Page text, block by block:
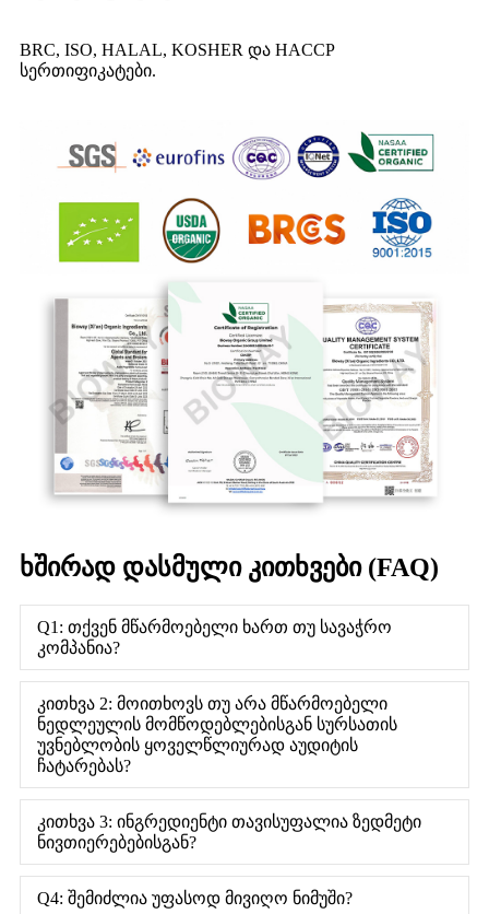
BRC, ISO, HALAL, KOSHER და HACCP
სერთიფიკატები.
ხშირად დასმული კითხვები (FAQ)
Q1: თქვენ მწარმოებელი ხართ თუ სავაჭრო
კომპანია?
კითხვა 2: მოითხოვს თუ არა მწარმოებელი
ნედლეულის მომწოდებლებისგან სურსათის
უვნებლობის ყოველწლიურად აუდიტის
ჩატარებას?
კითხვა 3: ინგრედიენტი თავისუფალია ზედმეტი
ნივთიერებებისგან?
Q4: შემიძლია უფასოდ მივიღო ნიმუში?